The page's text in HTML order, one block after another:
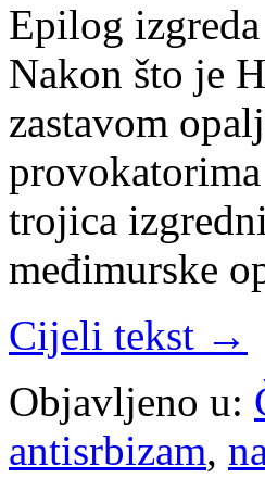
Epilog
Nakon što je
zastavom
trojica
međimurske
Cijeli tekst →
Objavljeno u:
antisrbizam,